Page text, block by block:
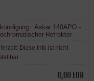
: Askar 140APO -
Refraktor -
Diese Info ist nicht
0,00 EUR